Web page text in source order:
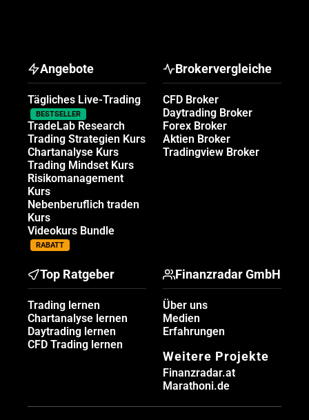
Angebote
Tägliches Live-Trading
BESTSELLER
TradeLab Research
Trading Strategien Kurs
Chartanalyse Kurs
Trading Mindset Kurs
Risikomanagement
Kurs
Nebenberuflich traden
Kurs
Videokurs Bundle
RABATT
Brokervergleiche
CFD Broker
Daytrading Broker
Forex Broker
Aktien Broker
Tradingview Broker
Top Ratgeber
Trading lernen
Chartanalyse lernen
Daytrading lernen
CFD Trading lernen
Finanzradar GmbH
Über uns
Medien
Erfahrungen
Weitere Projekte
Finanzradar.at
Marathoni.de